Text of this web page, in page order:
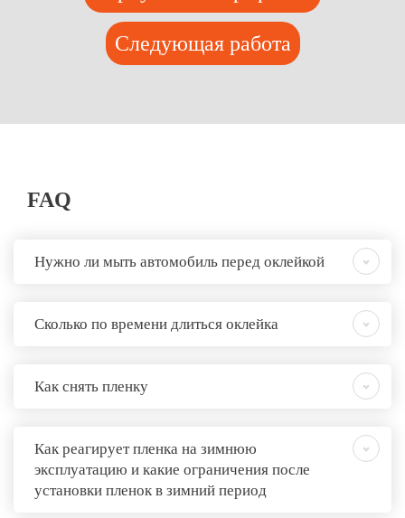
Следующая работа
FAQ
Нужно ли мыть автомобиль перед оклейкой
Сколько по времени длиться оклейка
Как снять пленку
Как реагирует пленка на зимнюю
эксплуатацию и какие ограничения после
установки пленок в зимний период